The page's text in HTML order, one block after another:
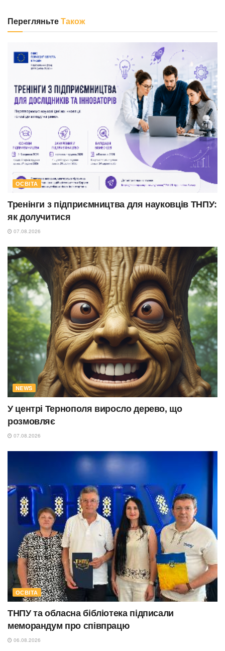
ПерегляньтеТакож
ОСВІТА
Тренінги з підприємництва для науковців ТНПУ:
як долучитися
07.08.2026
NEWS
У центрі Тернополя виросло дерево, що
розмовляє
07.08.2026
ОСВІТА
ТНПУ та обласна бібліотека підписали
меморандум про співпрацю
06.08.2026